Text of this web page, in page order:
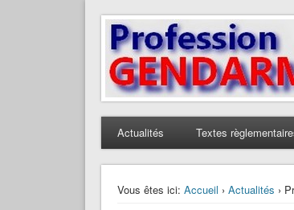
Profession
Le journal des gendarmes
Actualités Textes
Vous êtes ici: Accueil › Actualités ›